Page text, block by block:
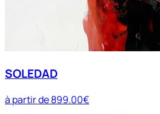
SOLEDAD
à partir de899.00€